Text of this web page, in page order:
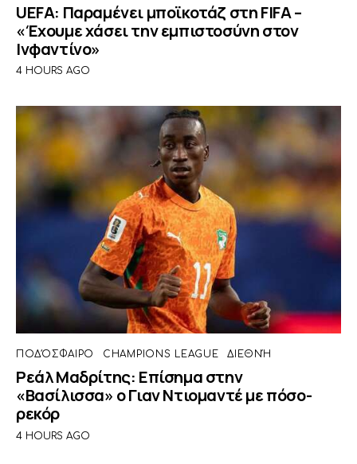
UEFA: Παραμένει μποϊκοτάζ στη FIFA –
«Έχουμε χάσει την εμπιστοσύνη στον
Ινφαντίνο»
4 HOURS AGO
ΠΟΔΌΣΦΑΙΡΟ CHAMPIONS LEAGUE ΔΙΕΘΝΉ
Ρεάλ Μαδρίτης: Επίσημα στην
«Βασίλισσα» ο Γιαν Ντιομαντέ με πόσο-
ρεκόρ
4 HOURS AGO